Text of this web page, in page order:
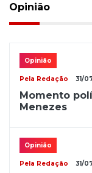
Opinião
Opinião
Pela Redação 31/
Momento
Menezes
Opinião
Pela Redação 31/